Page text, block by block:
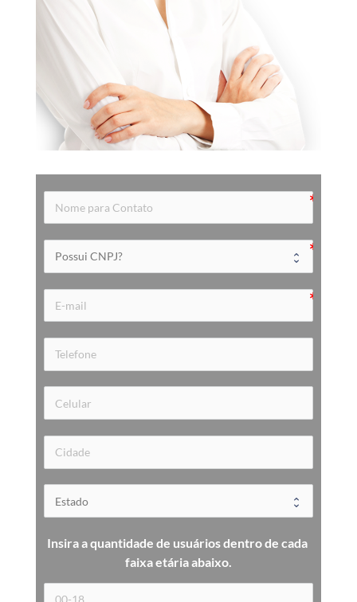
faixa etária abaixo.